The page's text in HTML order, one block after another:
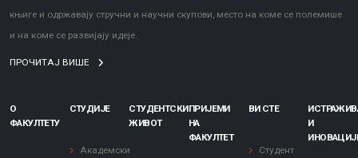
књиге и одржавају стручни и научни скупови, место на коме се полемише
и на коме се развијају идеје.
ПРОЧИТАЈ ВИШЕ
О
ФАКУЛТЕТУ
СТУДИЈЕ
Академски
СТУДЕНТСКИ
ЖИВОТ
ПРИЈЕМИ
НА
ФАКУЛТЕТ
ВИ СТЕ
Студент
И